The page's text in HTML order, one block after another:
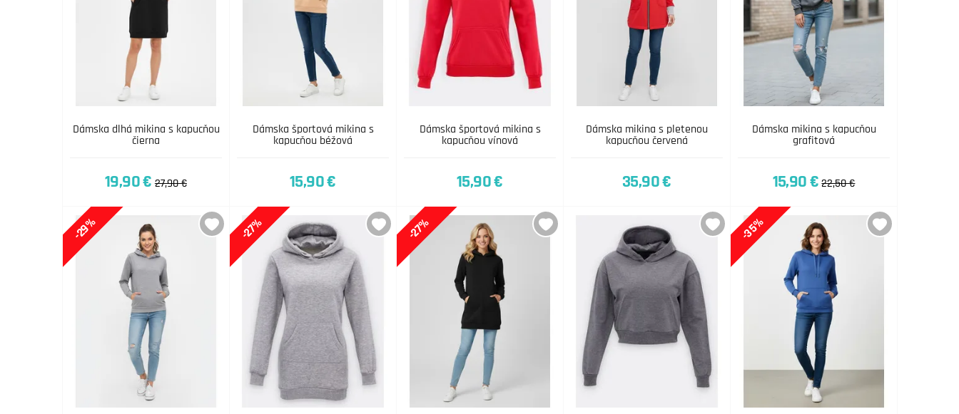
Dámska dlhá mikina s kapucňou
čierna
19,90 € 27,90 €
Dámska športová mikina s
kapucňou béžová
15,90 €
Dámska športová mikina s
kapucňou vínová
15,90 €
Dámska mikina s pletenou
kapucňou červená
35,90 €
Dámska mikina s kapucňou
grafitová
15,90 € 22,50 €
-29% -27% -27% -35%